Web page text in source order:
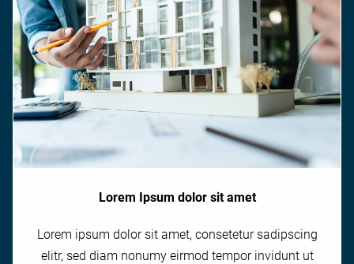
Lorem Ipsum dolor sit amet
Lorem ipsum dolor sit amet, consetetur sadipscing
elitr, sed diam nonumy eirmod tempor invidunt ut